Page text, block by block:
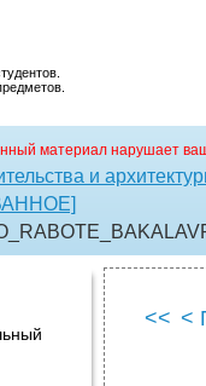
материал нарушает
и
<< <